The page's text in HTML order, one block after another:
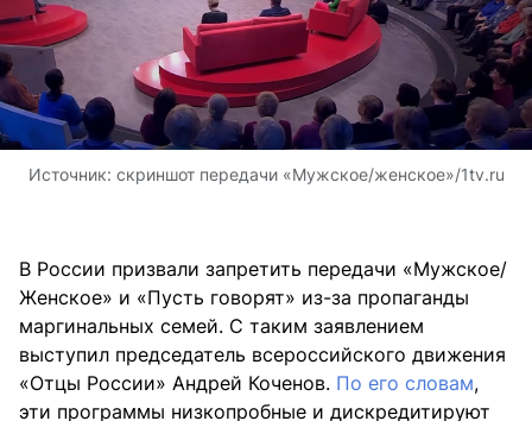
Источник: скриншот передачи «Мужское/женское»/1tv.ru
В России призвали запретить передачи «Мужское/
Женское» и «Пусть говорят» из-за пропаганды
маргинальных семей. С таким заявлением
выступил председатель всероссийского движения
«Отцы России» Андрей Коченов. По его словам,
эти программы низкопробные и дискредитируют